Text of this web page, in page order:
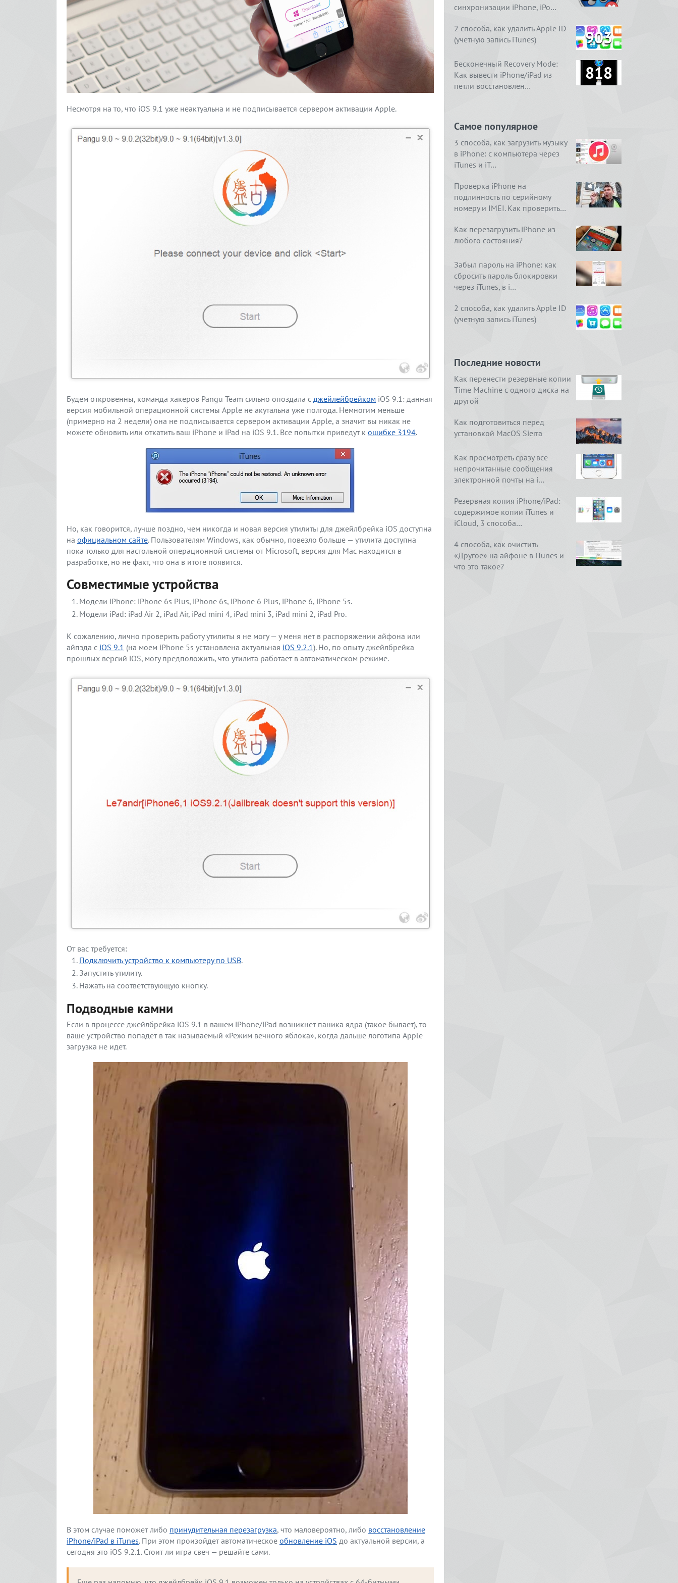
Несмотря на то, что iOS 9.1 уже неактуальна и не подписывается сервером активации Apple.
Будем откровенны, команда хакеров Pangu Team сильно опоздала с джейлейбрейком iOS 9.1: данная
версия мобильной операционной системы Apple не акутальна уже полгода. Немногим меньше
(примерно на 2 недели) она не подписывается сервером активации Apple, а значит вы никак не
можете обновить или откатить ваш iPhone и iPad на iOS 9.1. Все попытки приведут к ошибке 3194.
Но, как говорится, лучше поздно, чем никогда и новая версия утилиты для джейлбрейка iOS доступна
на официальном сайте. Пользователям Windows, как обычно, повезло больше — утилита доступна
пока только для настольной операционной системы от Microsoft, версия для Mac находится в
разработке, но не факт, что она в итоге появится.
Совместимые устройства
Модели iPhone: iPhone 6s Plus, iPhone 6s, iPhone 6 Plus, iPhone 6, iPhone 5s.
Модели iPad: iPad Air 2, iPad Air, iPad mini 4, iPad mini 3, iPad mini 2, iPad Pro.
К сожалению, лично проверить работу утилиты я не могу — у меня нет в распоряжении айфона или
айпэда с iOS 9.1 (на моем iPhone 5s установлена актуальная iOS 9.2.1). Но, по опыту джейлбрейка
прошлых версий iOS, могу предположить, что утилита работает в автоматическом режиме.
От вас требуется:
Подключить устройство к компьютеру по USB.
Запустить утилиту.
Нажать на соответствующую кнопку.
Подводные камни
Если в процессе джейлбрейка iOS 9.1 в вашем iPhone/iPad возникнет паника ядра (такое бывает), то
ваше устройство попадет в так называемый «Режим вечного яблока», когда дальше логотипа Apple
загрузка не идет.
В этом случае поможет либо принудительная перезагрузка, что маловероятно, либо восстановление
iPhone/iPad в iTunes. При этом произойдет автоматическое обновление iOS до актуальной версии, а
сегодня это iOS 9.2.1. Стоит ли игра свеч — решайте сами.
синхронизации iPhone, iPo…
2 способа, как удалить Apple ID
(учетную запись iTunes)
903
Бесконечный Recovery Mode:
Как вывести iPhone/iPad из
петли восстановлен…
818
Самое популярное
3 способа, как загрузить музыку
в iPhone: с компьютера через
iTunes и iT…
Проверка iPhone на
подлинность по серийному
номеру и IMEI. Как проверить…
Как перезагрузить iPhone из
любого состояния?
Забыл пароль на iPhone: как
сбросить пароль блокировки
через iTunes, в i…
2 способа, как удалить Apple ID
(учетную запись iTunes)
Последние новости
Как перенести резервные копии
Time Machine с одного диска на
другой
Как подготовиться перед
установкой MacOS Sierra
Как просмотреть сразу все
непрочитанные сообщения
электронной почты на i…
Резервная копия iPhone/iPad:
содержимое копии iTunes и
iCloud, 3 способа…
4 способа, как очистить
«Другое» на айфоне в iTunes и
что это такое?